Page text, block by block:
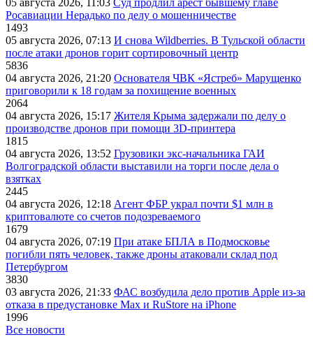
05 августа 2026, 11:03 Суд продлил арест бывшему главе
Росавиации Нерадько по делу о мошенничестве
1493
05 августа 2026, 07:13 И снова Wildberries. В Тульской области
после атаки дронов горит сортировочный центр
5836
04 августа 2026, 21:20 Основателя ЧВК «Ястреб» Марущенко
приговорили к 18 годам за похищение военных
2064
04 августа 2026, 15:17 Жителя Крыма задержали по делу о
производстве дронов при помощи 3D‑принтера
1815
04 августа 2026, 13:52 Грузовики экс-начальника ГАИ
Волгоградской области выставили на торги после дела о
взятках
2445
04 августа 2026, 12:18 Агент ФБР украл почти $1 млн в
криптовалюте со счетов подозреваемого
1679
04 августа 2026, 07:19 При атаке БПЛА в Подмосковье
погибли пять человек, также дроны атаковали склад под
Петербургом
3830
03 августа 2026, 21:33 ФАС возбудила дело против Apple из-за
отказа в предустановке Max и RuStore на iPhone
1996
Все новости